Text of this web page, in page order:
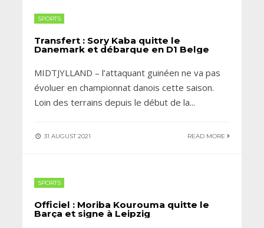
SPORTS
Transfert : Sory Kaba quitte le
Danemark et débarque en D1 Belge
MIDTJYLLAND – l’attaquant guinéen ne va pas
évoluer en championnat danois cette saison.
Loin des terrains depuis le début de la...
31 AUGUST 2021 READ MORE
SPORTS
Officiel : Moriba Kourouma quitte le
Barça et signe à Leipzig